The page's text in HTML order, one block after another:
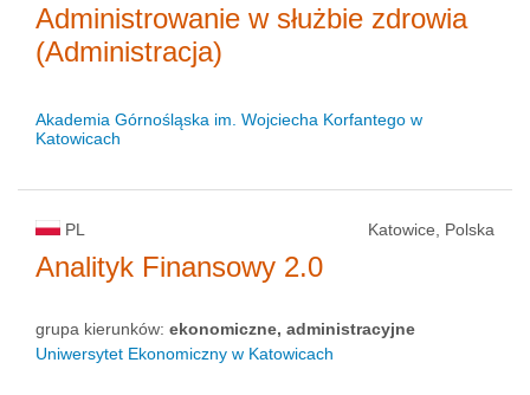
Administrowanie w służbie zdrowia
(Administracja)
Akademia Górnośląska im. Wojciecha Korfantego w
Katowicach
PL Katowice, Polska
Analityk Finansowy 2.0
grupa kierunków: ekonomiczne, administracyjne
Uniwersytet Ekonomiczny w Katowicach